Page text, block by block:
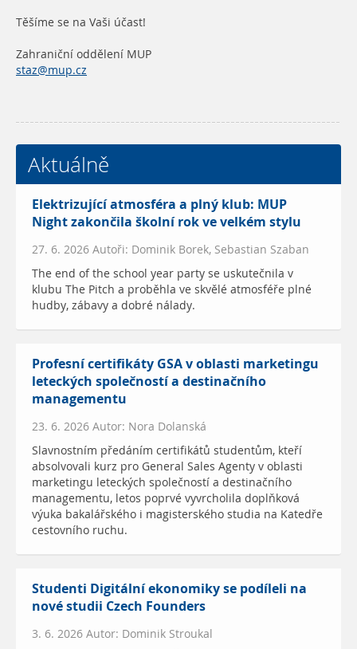
Těšíme se na Vaši účast!
Zahraniční oddělení MUP
staz@mup.cz
Aktuálně
Elektrizující atmosféra a plný klub: MUP
Night zakončila školní rok ve velkém stylu
27. 6. 2026 Autoři: Dominik Borek, Sebastian Szaban
The end of the school year party se uskutečnila v
klubu The Pitch a proběhla ve skvělé atmosféře plné
hudby, zábavy a dobré nálady.
Profesní certifikáty GSA v oblasti marketingu
leteckých společností a destinačního
managementu
23. 6. 2026 Autor: Nora Dolanská
Slavnostním předáním certifikátů studentům, kteří
absolvovali kurz pro General Sales Agenty v oblasti
marketingu leteckých společností a destinačního
managementu, letos poprvé vyvrcholila doplňková
výuka bakalářského i magisterského studia na Katedře
cestovního ruchu.
Studenti Digitální ekonomiky se podíleli na
nové studii Czech Founders
3. 6. 2026 Autor: Dominik Stroukal